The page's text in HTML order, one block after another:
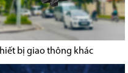
bị giao thông khác